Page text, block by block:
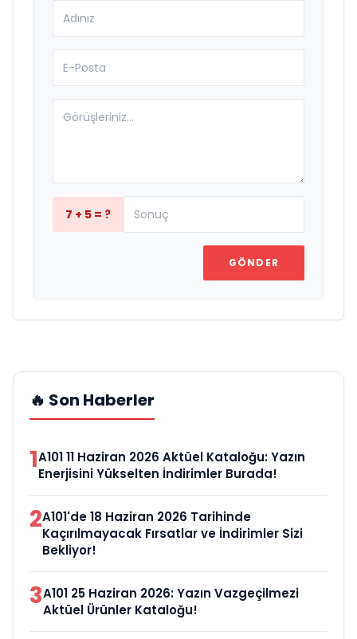
7 + 5 = ?
GÖNDER
🔥 Son Haberler
1A101 11 Haziran 2026 Aktüel Kataloğu: Yazın
Enerjisini Yükselten İndirimler Burada!
2A101'de 18 Haziran 2026 Tarihinde
Kaçırılmayacak Fırsatlar ve İndirimler Sizi
Bekliyor!
3A101 25 Haziran 2026: Yazın Vazgeçilmezi
Aktüel Ürünler Kataloğu!